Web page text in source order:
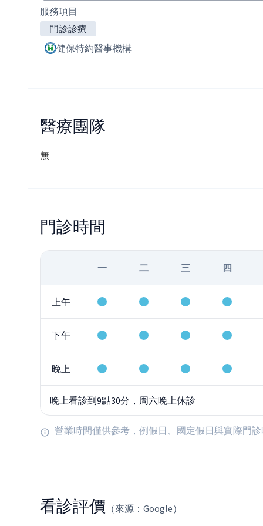
服務項目
門診診療
健保特約醫事機構
醫療團隊
無
門診時間
一 二 三 四
上午
下午
晚上
晚上看診到9點30分，周六晚上休診
營業時間僅供參考，例假日、國定假日與實際門
看診評價 （來源：Google）